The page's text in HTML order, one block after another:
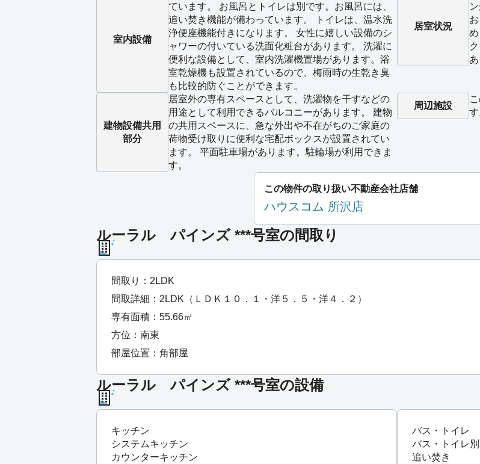
室内設備
ています。 お風呂とトイレは別です。お風呂には、
追い焚き機能が備わっています。 トイレは、温水洗
浄便座機能付きになります。 女性に嬉しい設備のシ
ャワーの付いている洗面化粧台があります。 洗濯に
便利な設備として、室内洗濯機置場があります。浴
室乾燥機も設置されているので、梅雨時の生乾き臭
も比較的防ぐことができます。
居室状況
あ
建物設備共用
部分
居室外の専有スペースとして、洗濯物を干すなどの
用途として利用できるバルコニーがあります。 建物
の共用スペースに、急な外出や不在がちのご家庭の
荷物受け取りに便利な宅配ボックスが設置されてい
ます。 平面駐車場があります。駐輪場が利用できま
す。
周辺施設
す
この物件の取り扱い不動産会社店舗
ハウスコム 所沢店
ルーラル パインズ ***号室の間取り
間取り：2LDK
間取詳細：2LDK（ＬＤＫ１０．１・洋５．５・洋４．２）
専有面積：55.66㎡
方位：南東
部屋位置：角部屋
ルーラル パインズ ***号室の設備
キッチン
システムキッチン
カウンターキッチン
バス・トイレ
バス・トイレ別
追い焚き